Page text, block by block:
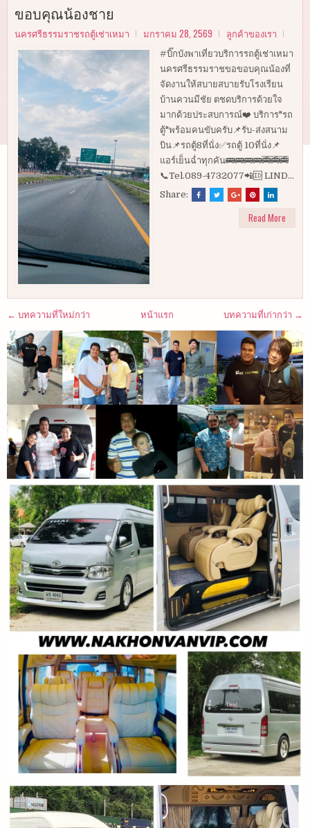
ขอบคุณน้องชาย
นครศรีธรรมราชรถตู้เช่าเหมา มกราคม 28, 2569 ลูกค้าของเรา
#บิ๊กบังพาเที่ยวบริการรถตู้เช่าเหมา
นครศรีธรรมราชขอขอบคุณน้องที่
จัดงานให้สบายสบายรับโรงเรียน
บ้านควนมีชัย ตชดบริการด้วยใจ
มากด้วยประสบการณ์❤️ บริการ"รถ
ตู้"พร้อมคนขับครับ📌รับ-ส่งสนาม
บิน📌รถตู้8ที่นั่ง✅รถตู้ 10ที่นั่ง📌
แอร์เย็นฉ่ำทุกคัน🚌🚌🚌🚌🚎🚎🚎
📞Tel.089-4732077📲🆔 LIND...
Share:
Read More
← บทความที่ใหม่กว่า บทความที่เก่ากว่า →
หน้าแรก